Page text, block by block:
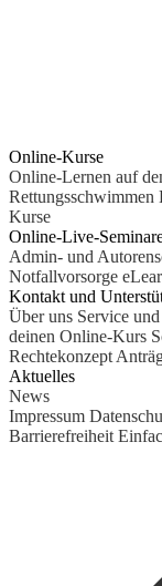
Online-Kurse
Online-Lernen auf
Rettungsschwimmen
Kurse
Online-Live-
Admin- und
Notfallvorsorge
Kontakt und
Über uns Service
deinen Online-Kurs
Rechtekonzept
Aktuelles
News
Impressum
Barrierefreiheit